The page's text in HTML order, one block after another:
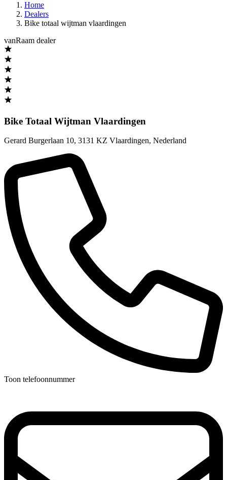
Home
Dealers
Bike totaal wijtman vlaardingen
vanRaam dealer
Bike Totaal Wijtman Vlaardingen
Gerard Burgerlaan 10, 3131 KZ Vlaardingen, Nederland
Toon telefoonnummer